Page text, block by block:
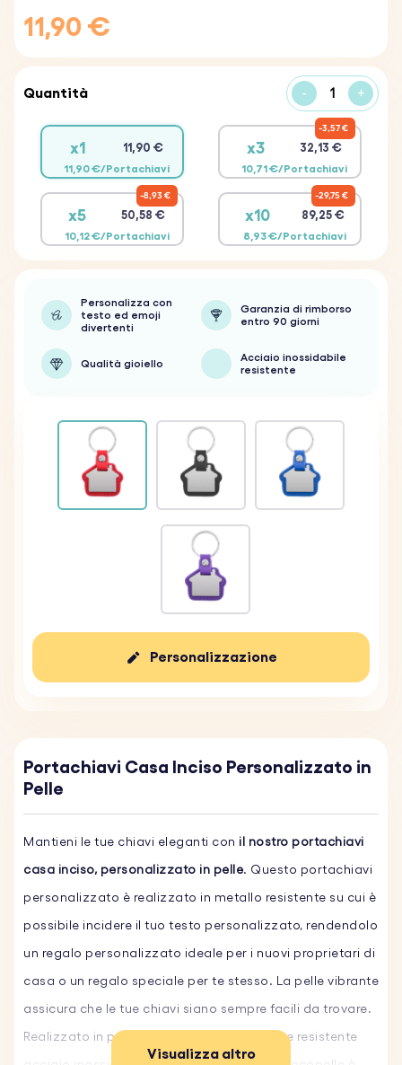
11,90 €
Quantità - +
x1 11,90 €
11,90 €/Portachiavi
x3 32,13 €
10,71 €/Portachiavi
3,57 €
x5 50,58 €
10,12 €/Portachiavi
8,93 €
x10 89,25 €
8,93 €/Portachiavi
29,75 €
Personalizza con
testo ed emoji
divertenti
Garanzia di rimborso
entro 90 giorni
Qualità gioiello
Acciaio inossidabile
resistente
Personalizzazione
Portachiavi Casa Inciso Personalizzato in
Pelle
Mantieni le tue chiavi eleganti con il nostro portachiavi
casa inciso, personalizzato in pelle. Questo portachiavi
personalizzato è realizzato in metallo resistente su cui è
possibile incidere il tuo testo personalizzato, rendendolo
un regalo personalizzato ideale per i nuovi proprietari di
casa o un regalo speciale per te stesso. La pelle vibrante
assicura che le tue chiavi siano sempre facili da trovare.
Realizzato in pelle naturale di alta qualità e resistente
Visualizza altro